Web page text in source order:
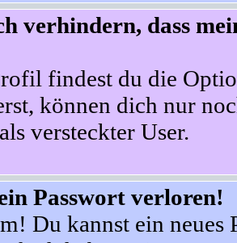
verhindern, dass
findest du die
können dich nur
versteckter User.
Passwort verloren!
Du kannst ein neues